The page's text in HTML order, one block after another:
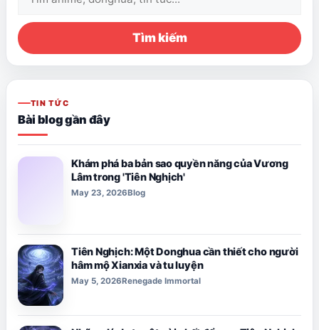
Tìm kiếm
TIN TỨC
Bài blog gần đây
Khám phá ba bản sao quyền năng của Vương
Lâm trong 'Tiên Nghịch'
May 23, 2026Blog
Tiên Nghịch: Một Donghua cần thiết cho người
hâm mộ Xianxia và tu luyện
May 5, 2026Renegade Immortal